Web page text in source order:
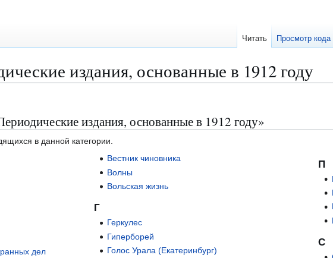
издания, основанные в 1912 году
издания, основанные в 1912 году»
в данной категории.
дел
Вестник чиновника
Волны
Вольская жизнь
Г
Геркулес
Гиперборей
Голос Урала (Екатеринбург)
П
С
Читать Просмотр кода